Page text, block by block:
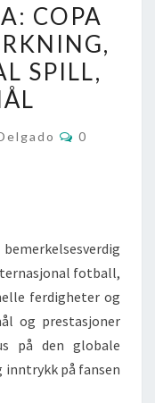
COPA
SPILL,
Comments
0
fotball,
ferdigheter og
og prestasjoner
på den globale
inntrykk på fansen